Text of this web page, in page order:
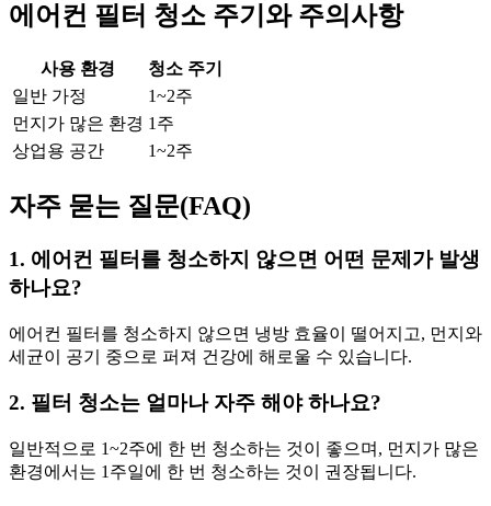
에어컨 필터 청소 주기와 주의사항
사용 환경
청소 주기
일반 가정
1~2주
먼지가 많은 환경 1주
상업용 공간
1~2주
자주 묻는 질문(FAQ)
1. 에어컨 필터를 청소하지 않으면 어떤 문제가 발생
하나요?
에어컨 필터를 청소하지 않으면 냉방 효율이 떨어지고, 먼지와
세균이 공기 중으로 퍼져 건강에 해로울 수 있습니다.
2. 필터 청소는 얼마나 자주 해야 하나요?
일반적으로 1~2주에 한 번 청소하는 것이 좋으며, 먼지가 많은
환경에서는 1주일에 한 번 청소하는 것이 권장됩니다.